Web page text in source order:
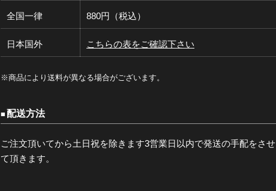
全国一律 880円（税込）
日本国外 こちらの表をご確認下さい
※商品により送料が異なる場合がございます。
配送方法
ご注文頂いてから土日祝を除きます3営業日以内で発送の手配をさせ
て頂きます。